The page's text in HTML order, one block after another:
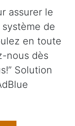
assurer le
de
en toute
nous dès
Solution